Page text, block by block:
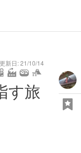
新日: 21/10/14
shopping general
store
す旅